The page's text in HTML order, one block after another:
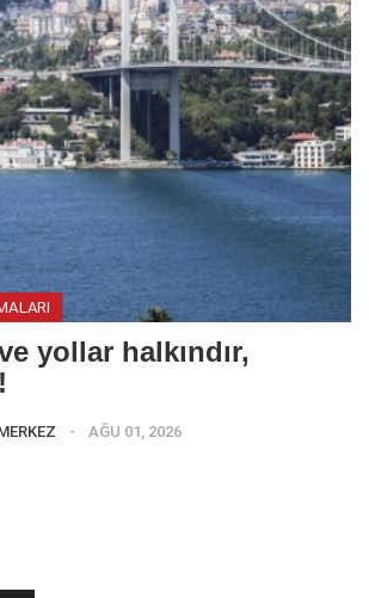
yollar halkındır,
AĞU 01, 2026